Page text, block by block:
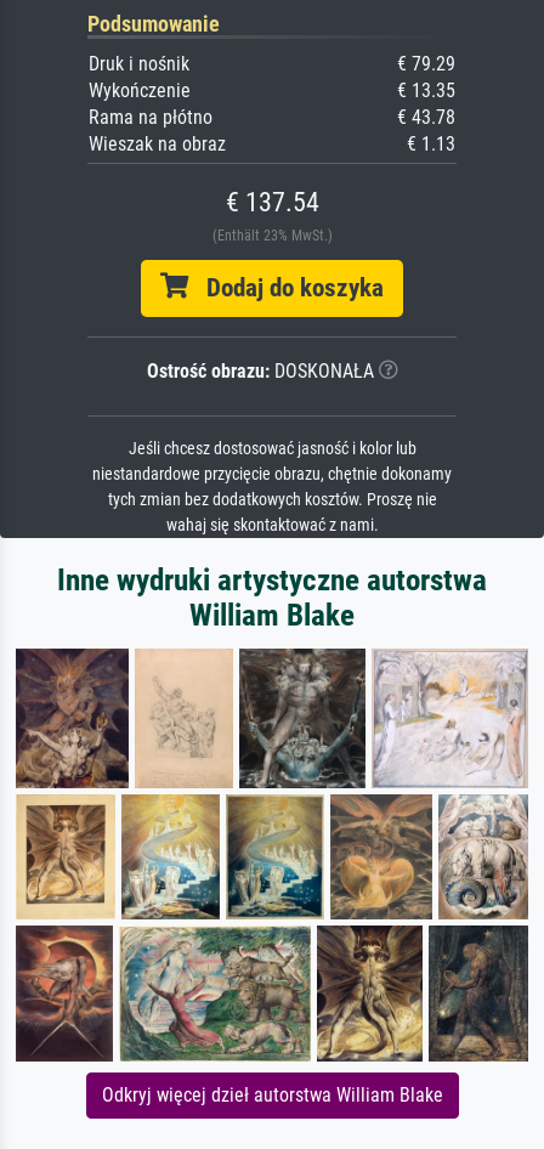
Podsumowanie
Druk i nośnik
€ 79.29
Wykończenie
€ 13.35
Rama na płótno
€ 43.78
Wieszak na obraz
€ 1.13
€ 137.54
(Enthält 23% MwSt.)
Dodaj do koszyka
Ostrość obrazu:DOSKONAŁA
Jeśli chcesz dostosować jasność i kolor lub
niestandardowe przycięcie obrazu, chętnie dokonamy
tych zmian bez dodatkowych kosztów. Proszę nie
wahaj się skontaktować z nami.
Inne wydruki artystyczne autorstwa
William Blake
Odkryj więcej dzieł autorstwa William Blake